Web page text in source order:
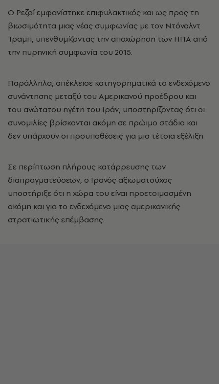
Ο Ρεζαΐ εμφανίστηκε επιφυλακτικός και ως προς τη
βιωσιμότητα μιας νέας συμφωνίας με τον Ντόναλντ
Τραμπ, υπενθυμίζοντας την αποχώρηση των ΗΠΑ από
την πυρηνική συμφωνία του 2015.
Παράλληλα, απέκλεισε κατηγορηματικά το ενδεχόμενο
συνάντησης μεταξύ του Αμερικανού προέδρου και
του ανώτατου ηγέτη του Ιράν, υποστηρίζοντας ότι οι
συνομιλίες βρίσκονται ακόμη σε πρώιμο στάδιο και
δεν υπάρχουν οι προϋποθέσεις για μια τέτοια εξέλιξη.
Σε περίπτωση πλήρους κατάρρευσης των
διαπραγματεύσεων, ο Ιρανός αξιωματούχος
υποστήριξε ότι η χώρα του είναι προετοιμασμένη
ακόμη και για το ενδεχόμενο μιας αμερικανικής
στρατιωτικής επέμβασης.